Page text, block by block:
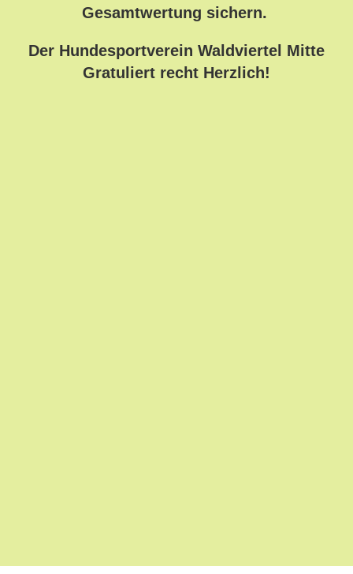
Gesamtwertung sichern.
Der Hundesportverein Waldviertel Mitte
Gratuliert recht Herzlich!